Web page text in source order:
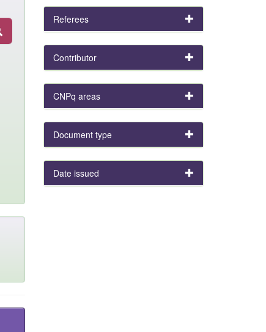
Referees
Contributor
CNPq areas
Document type
Date issued